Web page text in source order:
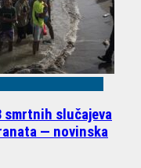
smrtnih slučajeva
— novinska